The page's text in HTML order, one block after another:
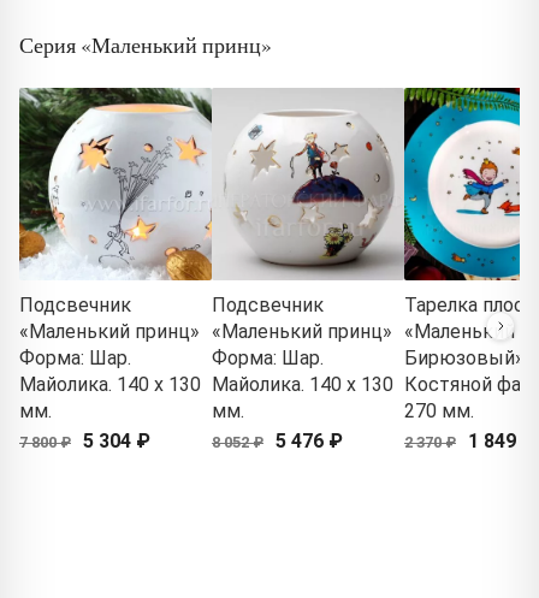
Серия «Маленький принц»
Подсвечник
«Маленький принц»
Форма: Шар.
Майолика. 140 x 130
мм.
7 800 ₽ 5 304 ₽
Подсвечник
«Маленький принц»
Форма: Шар.
Майолика. 140 x 130
мм.
8 052 ₽ 5 476 ₽
Тарелка
«Маленький
Бирюзовый»
Костяной
270 мм.
2 370 ₽ 1 849 ₽